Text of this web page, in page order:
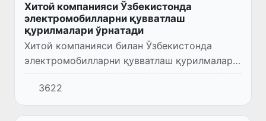
Хитой компанияси Ўзбекистонда
электромобилларни қувватлаш
қурилмалари ўрнатади
Хитой компанияси билан Ўзбекистонда
электромобилларни қувватлаш қурилмалари
ва технологияларини ривожлантириш
бўйича ҳамкорлик келишуви имзоланди.
3622